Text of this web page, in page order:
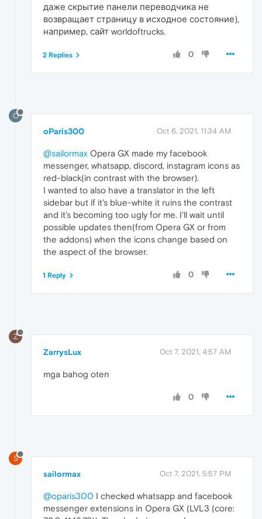
даже скрытие панели переводчика не
возвращает страницу в исходное состояние),
например, сайт worldoftrucks.
0
2 Replies
O
oParis300 Oct 6, 2021, 11:34 AM
@sailormax Opera GX made my facebook
messenger, whatsapp, discord, instagram icons as
red-black(in contrast with the browser).
I wanted to also have a translator in the left
sidebar but if it's blue-white it ruins the contrast
and it's becoming too ugly for me. I'll wait until
possible updates then(from Opera GX or from
the addons) when the icons change based on
the aspect of the browser.
0
1 Reply
Z
ZarrysLux Oct 7, 2021, 4:57 AM
mga bahog oten
0
S
sailormax Oct 7, 2021, 5:57 PM
@oparis300 I checked whatsapp and facebook
messenger extensions in Opera GX (LVL3 (core: